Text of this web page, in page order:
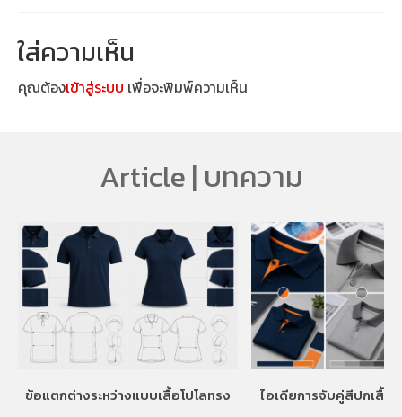
ใส่ความเห็น
คุณต้องเข้าสู่ระบบ เพื่อจะพิมพ์ความเห็น
Article | บทความ
ข้อแตกต่างระหว่างแบบเสื้อโปโลทรง
ไอเดียการจับคู่สีปกเสื้อ